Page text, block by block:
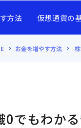
方法 仮想通貨の
お金を増やす方法
でもわか